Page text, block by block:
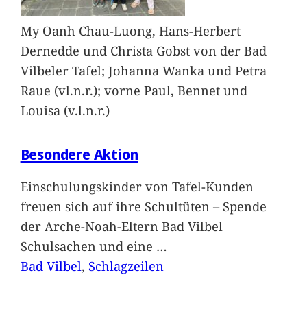
My Oanh Chau-Luong, Hans-Herbert
Dernedde und Christa Gobst von der Bad
Vilbeler Tafel; Johanna Wanka und Petra
Raue (vl.n.r.); vorne Paul, Bennet und
Louisa (v.l.n.r.)
Besondere Aktion
Einschulungskinder von Tafel-Kunden
freuen sich auf ihre Schultüten – Spende
der Arche-Noah-Eltern Bad Vilbel
Schulsachen und eine …
Bad Vilbel, Schlagzeilen